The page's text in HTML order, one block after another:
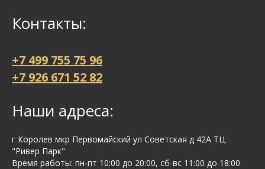
Контакты:
+7 499 755 75 96
+7 926 671 52 82
Наши адреса:
г Королев мкр Первомайский ул Cоветская д 42А ТЦ
"Ривер Парк"
Время работы: пн-пт 10:00 до 20:00, сб-вс 11:00 до 18:00